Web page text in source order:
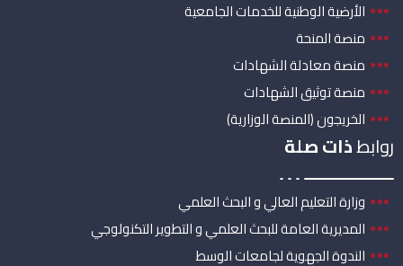
الأرضية الوطنية للخدمات الجامعية
منصة المنحة
منصة معادلة الشهادات
منصة توثيق الشهادات
الخريجون (المنصة الوزارية)
روابطذات صلة
وزارة التعليم العالي و البحث العلمي
المديرية العامة للبحث العلمي و التطوير التكنولوجي
الندوة الجهوية لجامعات الوسط